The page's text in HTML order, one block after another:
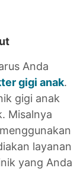
Anda
gigi anak.
gigi anak
Misalnya
layanan
yang Anda